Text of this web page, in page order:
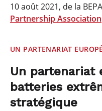
10 août 2021, de la
Partnership Association
UN PARTENARIAT
Un partenariat
batteries
stratégique